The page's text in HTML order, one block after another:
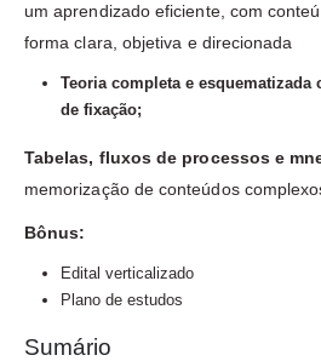
um aprendizado eficiente, com
forma clara, objetiva e direcionada
Teoria completa e esquematizada
de fixação;
Tabelas, fluxos de processos e
memorização de conteúdos
Bônus:
Edital verticalizado
Plano de estudos
Sumário